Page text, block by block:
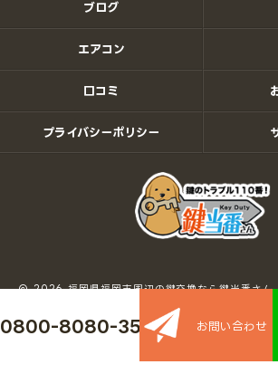
0800-8080-350 お問い合わせ
ブログ
エアコン
口コミ
プライバシーポリシー
© 2026 福岡県福岡市周辺の鍵交換なら鍵当番さ